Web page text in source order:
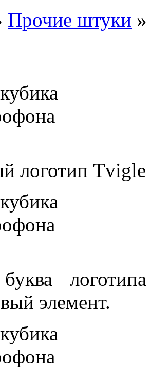
Прочие штуки
логотип Tvigle
элемент.